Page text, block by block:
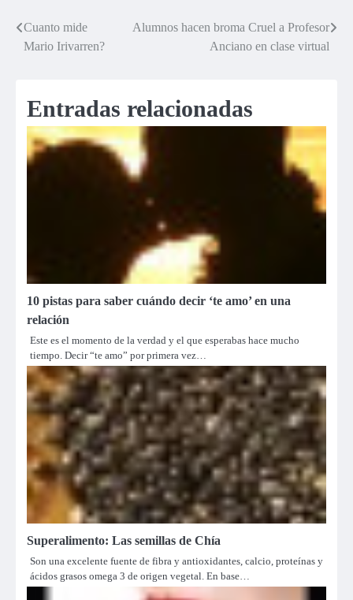
Navegación
Cuanto mide
Mario Irivarren?
Alumnos hacen broma Cruel a Profesor
Anciano en clase virtual
Entradas relacionadas
10 pistas para saber cuándo decir ‘te amo’ en una
relación
Este es el momento de la verdad y el que esperabas hace mucho
tiempo. Decir “te amo” por primera vez…
Superalimento: Las semillas de Chía
Son una excelente fuente de fibra y antioxidantes, calcio, proteínas y
ácidos grasos omega 3 de origen vegetal. En base…